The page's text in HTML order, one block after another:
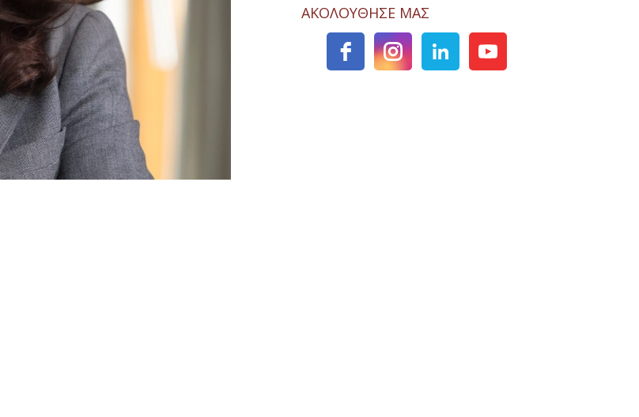
ΑΚΟΛΟΥΘΗΣΕ ΜΑΣ